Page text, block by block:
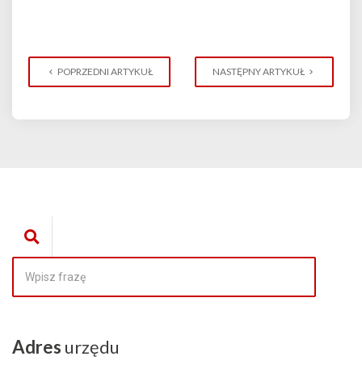
POPRZEDNI ARTYKUŁ NASTĘPNY ARTYKUŁ
Adres urzędu